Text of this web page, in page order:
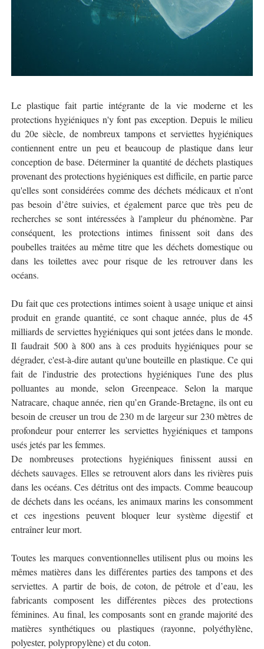
Le plastique fait partie intégrante de la vie moderne et les
protections hygiéniques n'y font pas exception. Depuis le milieu
du 20e siècle, de nombreux tampons et serviettes hygiéniques
contiennent entre un peu et beaucoup de plastique dans leur
conception de base. Déterminer la quantité de déchets plastiques
provenant des protections hygiéniques est difficile, en partie parce
qu'elles sont considérées comme des déchets médicaux et n’ont
pas besoin d’être suivies, et également parce que très peu de
recherches se sont intéressées à l'ampleur du phénomène. Par
conséquent, les protections intimes finissent soit dans des
poubelles traitées au même titre que les déchets domestique ou
dans les toilettes avec pour risque de les retrouver dans les
océans.
Du fait que ces protections intimes soient à usage unique et ainsi
produit en grande quantité, ce sont chaque année, plus de 45
milliards de serviettes hygiéniques qui sont jetées dans le monde.
Il faudrait 500 à 800 ans à ces produits hygiéniques pour se
dégrader, c'est-à-dire autant qu'une bouteille en plastique. Ce qui
fait de l'industrie des protections hygiéniques l'une des plus
polluantes au monde, selon Greenpeace. Selon la marque
Natracare, chaque année, rien qu’en Grande-Bretagne, ils ont eu
besoin de creuser un trou de 230 m de largeur sur 230 mètres de
profondeur pour enterrer les serviettes hygiéniques et tampons
usés jetés par les femmes.
De nombreuses protections hygiéniques finissent aussi en
déchets sauvages. Elles se retrouvent alors dans les rivières puis
dans les océans. Ces détritus ont des impacts. Comme beaucoup
de déchets dans les océans, les animaux marins les consomment
et ces ingestions peuvent bloquer leur système digestif et
entraîner leur mort.
Toutes les marques conventionnelles utilisent plus ou moins les
mêmes matières dans les différentes parties des tampons et des
serviettes. A partir de bois, de coton, de pétrole et d’eau, les
fabricants composent les différentes pièces des protections
féminines. Au final, les composants sont en grande majorité des
matières synthétiques ou plastiques (rayonne, polyéthylène,
polyester, polypropylène) et du coton.